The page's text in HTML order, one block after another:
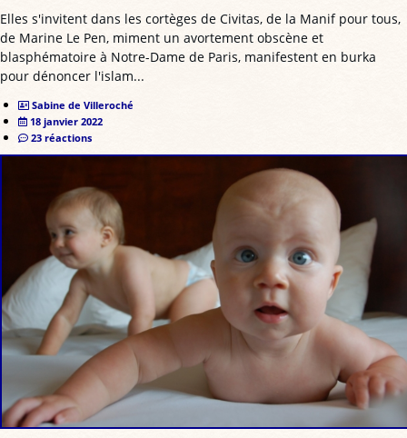
Elles s'invitent dans les cortèges de Civitas, de la Manif pour tous,
de Marine Le Pen, miment un avortement obscène et
blasphématoire à Notre-Dame de Paris, manifestent en burka
pour dénoncer l'islam...
Sabine de Villeroché
18 janvier 2022
23 réactions